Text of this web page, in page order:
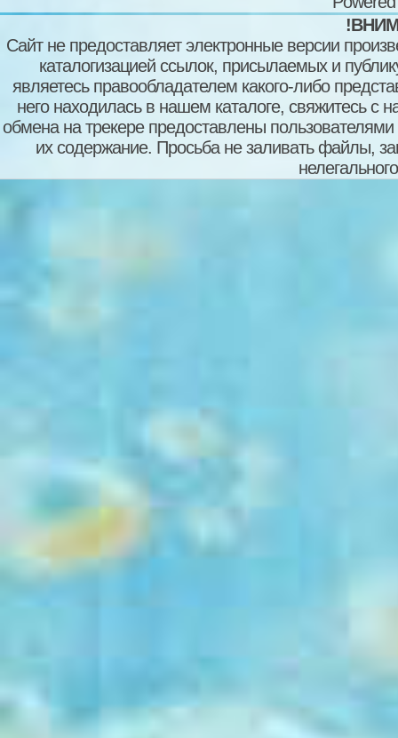
Сайт не предоставляет электронные версии
каталогизацией ссылок, присылаемых и
являетесь правообладателем какого-либо
него находилась в нашем каталоге, свяжитесь
обмена на трекере предоставлены пользователями
их содержание. Просьба не заливать файлы,